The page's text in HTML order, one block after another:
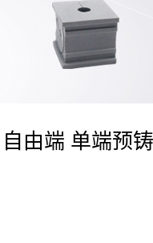
由端 单端预